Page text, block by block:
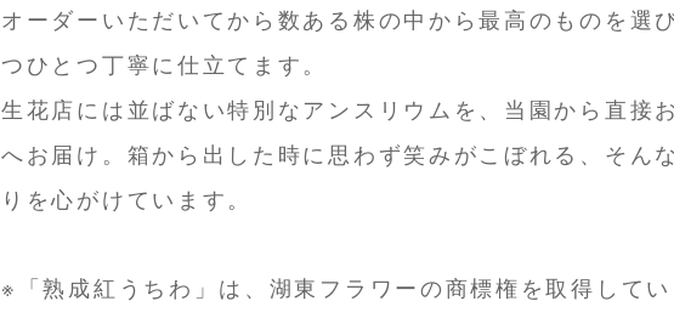
オーダーいただいてから数ある株の中から最高のものを選
つひとつ丁寧に仕立てます。
生花店には並ばない特別なアンスリウムを、当園から直接
へお届け。箱から出した時に思わず笑みがこぼれる、そん
りを心がけています。
※「熟成紅うちわ」は、湖東フラワーの商標権を取得してい